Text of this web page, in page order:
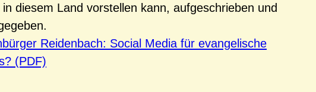
diesem Land vorstellen kann, aufgeschrieben und
Reidenbach: Social Media für evangelische
(PDF)